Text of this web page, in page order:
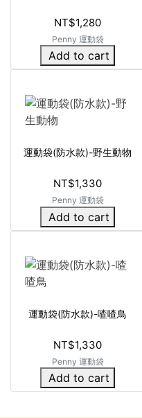
NT$1,280
Penny 運動袋
Add to cart
運動袋(防水款)-野生動物
NT$1,330
Penny 運動袋
Add to cart
運動袋(防水款)-喳喳鳥
NT$1,330
Penny 運動袋
Add to cart